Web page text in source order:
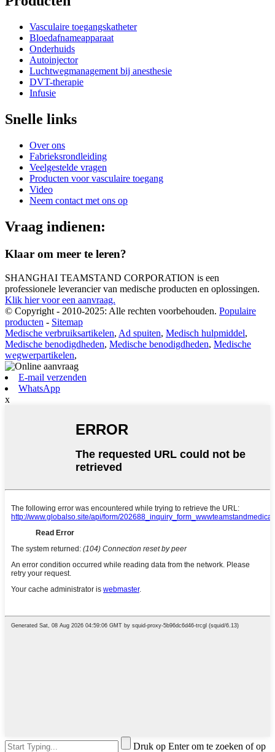
Vasculaire toegangskatheter
Bloedafnameapparaat
Onderhuids
Autoinjector
Luchtwegmanagement bij anesthesie
DVT-therapie
Infusie
Snelle links
Over ons
Fabrieksrondleiding
Veelgestelde vragen
Producten voor vasculaire toegang
Video
Neem contact met ons op
Vraag indienen:
Klaar om meer te leren?
SHANGHAI TEAMSTAND CORPORATION is een
professionele leverancier van medische producten en oplossingen.
Klik hier voor een aanvraag.
© Copyright - 2010-2025: Alle rechten voorbehouden. Populaire
producten - Sitemap
Medische verbruiksartikelen, Ad spuiten, Medisch hulpmiddel,
Medische benodigdheden, Medische benodigdheden, Medische
wegwerpartikelen,
E-mail verzenden
WhatsApp
x
Druk op Enter om te zoeken of op